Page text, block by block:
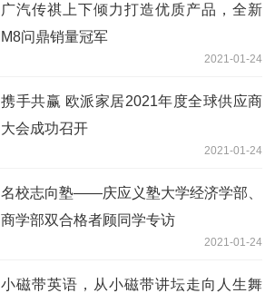
广汽传祺上下倾力打造优质产品，全新
M8问鼎销量冠军
2021-01-24
携手共赢 欧派家居2021年度全球供应商
大会成功召开
2021-01-24
名校志向塾——庆应义塾大学经济学部、
商学部双合格者顾同学专访
2021-01-24
小磁带英语，从小磁带讲坛走向人生舞